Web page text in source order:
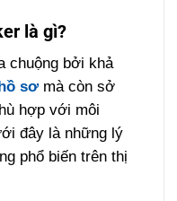
là gì?
chuộng bởi khả
sơmà còn sở
hợp với môi
đây là những lý
phổ biến trên thị